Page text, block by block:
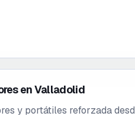
en Valladolid
y portátiles reforzada